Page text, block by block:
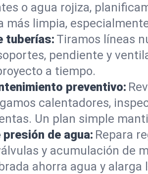
o agua rojiza,
más limpia,
tuberías: Tiramos líneas
pendiente y
a tiempo.
preventivo:
calentadores,
Un plan simple
de agua: Repara
y acumulación de
ahorra agua y alarga